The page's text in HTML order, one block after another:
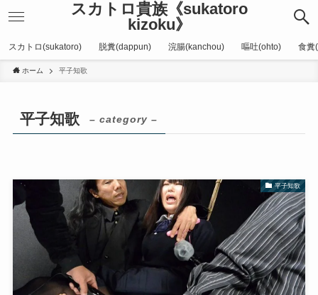
スカトロ貴族《sukatoro
kizoku》
スカトロ(sukatoro) 脱糞(dappun) 浣腸(kanchou) 嘔吐(ohto) 食糞
ホーム 平子知歌
平子知歌 – category –
平子知歌